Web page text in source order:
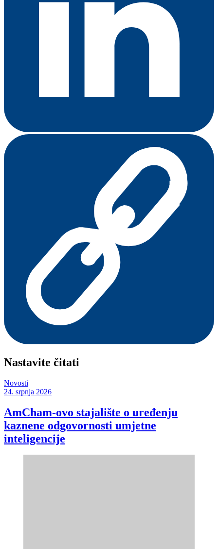
Nastavite čitati
Novosti
24. srpnja 2026
AmCham-ovo stajalište o uređenju
kaznene odgovornosti umjetne
inteligencije